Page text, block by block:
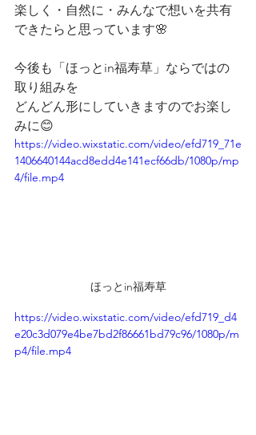
楽しく・自然に・みんなで想いを共有
できたらと思っています🌸
今後も「ほっとin福寿草」ならではの
取り組みを
どんどん形にしていきますのでお楽し
みに😊
https://video.wixstatic.com/video/efd719_71e
1406640144acd8edd4e141ecf66db/1080p/mp
4/file.mp4
ほっとin福寿草
https://video.wixstatic.com/video/efd719_d4
e20c3d079e4be7bd2f86661bd79c96/1080p/m
p4/file.mp4